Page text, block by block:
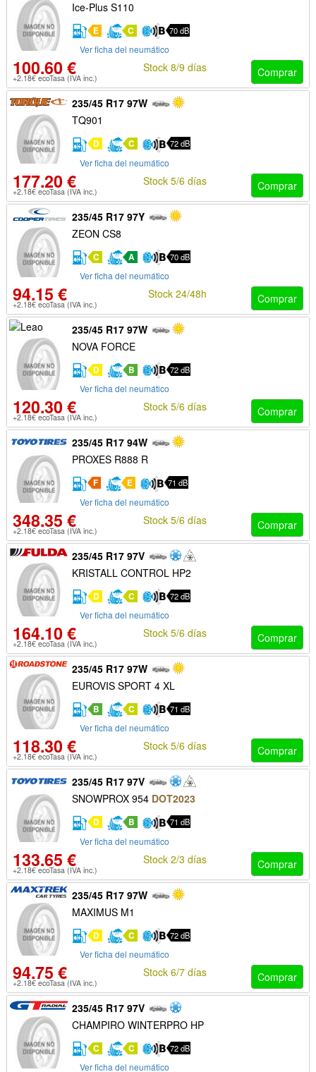
Ice-Plus S110
E C 70 dB
Ver ficha del neumático
100.60 €
+2.18€ ecoTasa (IVA inc.) Comprar
Stock 8/9 días
235/45 R17 97W
TQ901
D C 72 dB
Ver ficha del neumático
177.20 €
+2.18€ ecoTasa (IVA inc.) Comprar
Stock 5/6 días
235/45 R17 97Y
ZEON CS8
C A 70 dB
Ver ficha del neumático
94.15 €
+2.18€ ecoTasa (IVA inc.) Comprar
Stock 24/48h
235/45 R17 97W
NOVA FORCE
D B 72 dB
Ver ficha del neumático
120.30 €
+2.18€ ecoTasa (IVA inc.) Comprar
Stock 5/6 días
235/45 R17 94W
PROXES R888 R
F E 71 dB
Ver ficha del neumático
348.35 €
+2.18€ ecoTasa (IVA inc.) Comprar
Stock 5/6 días
235/45 R17 97V
KRISTALL CONTROL HP2
D C 72 dB
Ver ficha del neumático
164.10 €
+2.18€ ecoTasa (IVA inc.) Comprar
Stock 5/6 días
235/45 R17 97W
EUROVIS SPORT 4 XL
B C 71 dB
Ver ficha del neumático
118.30 €
+2.18€ ecoTasa (IVA inc.) Comprar
Stock 5/6 días
235/45 R17 97V
SNOWPROX 954 DOT2023
D B 71 dB
Ver ficha del neumático
133.65 €
+2.18€ ecoTasa (IVA inc.) Comprar
Stock 2/3 días
235/45 R17 97W
MAXIMUS M1
D C 72 dB
Ver ficha del neumático
94.75 €
+2.18€ ecoTasa (IVA inc.) Comprar
Stock 6/7 días
235/45 R17 97V
CHAMPIRO WINTERPRO HP
C C 72 dB
Ver ficha del neumático